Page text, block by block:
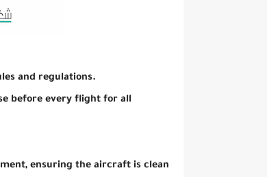
and regulations.
before every flight for all
ensuring the aircraft is clean